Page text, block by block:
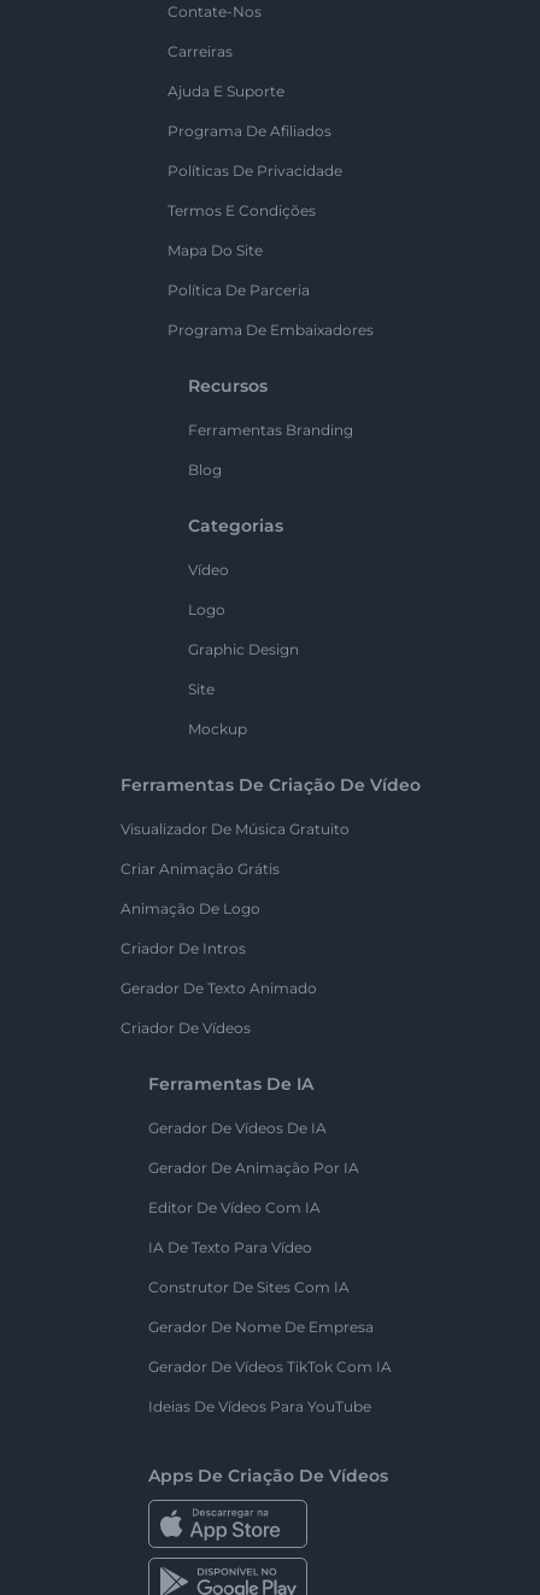
Contate-Nos
Carreiras
Ajuda E Suporte
Programa De Afiliados
Políticas De Privacidade
Termos E Condições
Mapa Do Site
Política De Parceria
Programa De Embaixadores
Recursos
Ferramentas Branding
Blog
Categorias
Vídeo
Logo
Graphic Design
Site
Mockup
Ferramentas De Criação De Vídeo
Visualizador De Música Gratuito
Criar Animação Grátis
Animação De Logo
Criador De Intros
Gerador De Texto Animado
Criador De Vídeos
Ferramentas De IA
Gerador De Vídeos De IA
Gerador De Animação Por IA
Editor De Vídeo Com IA
IA De Texto Para Vídeo
Construtor De Sites Com IA
Gerador De Nome De Empresa
Gerador De Vídeos TikTok Com IA
Ideias De Vídeos Para YouTube
Apps De Criação De Vídeos